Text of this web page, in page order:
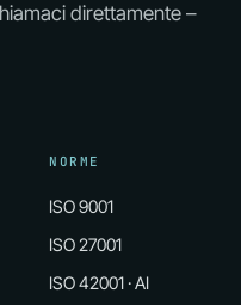
direttamente –
NORME
ISO 9001
ISO 27001
ISO 42001 · AI